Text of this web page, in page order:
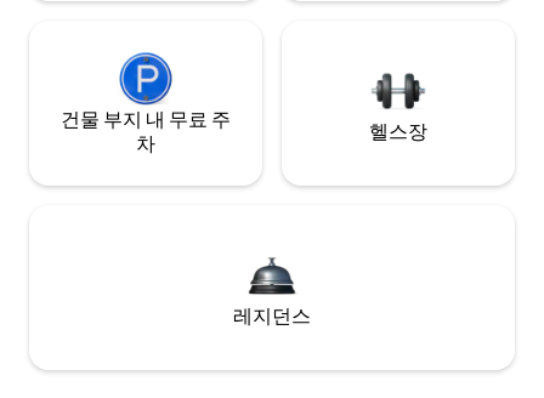
건물 부지 내 무료 주
차
헬스장
레지던스